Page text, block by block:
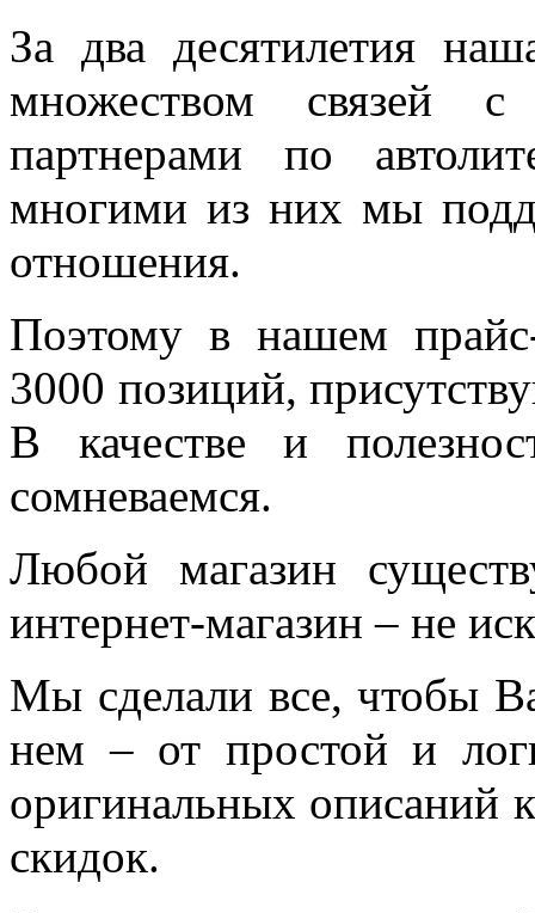
За два десятилетия
множеством связей с
партнерами по
многими из них мы
отношения.
Поэтому в нашем
3000 позиций,
В качестве и
сомневаемся.
Любой магазин
интернет-магазин – не
Мы сделали все, чтобы
нем – от простой и
оригинальных описаний
скидок.